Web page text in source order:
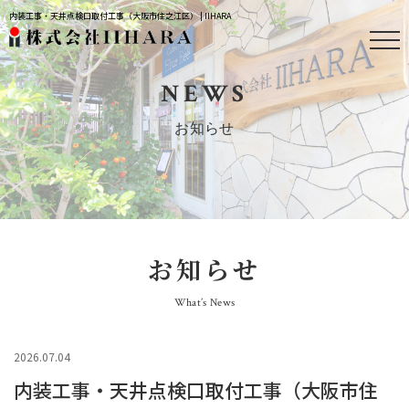
内装工事・天井点検口取付工事（大阪市住之江区） | IIHARA
NEWS
お知らせ
お知らせ
What’s News
2026.07.04
内装工事・天井点検口取付工事（大阪市住